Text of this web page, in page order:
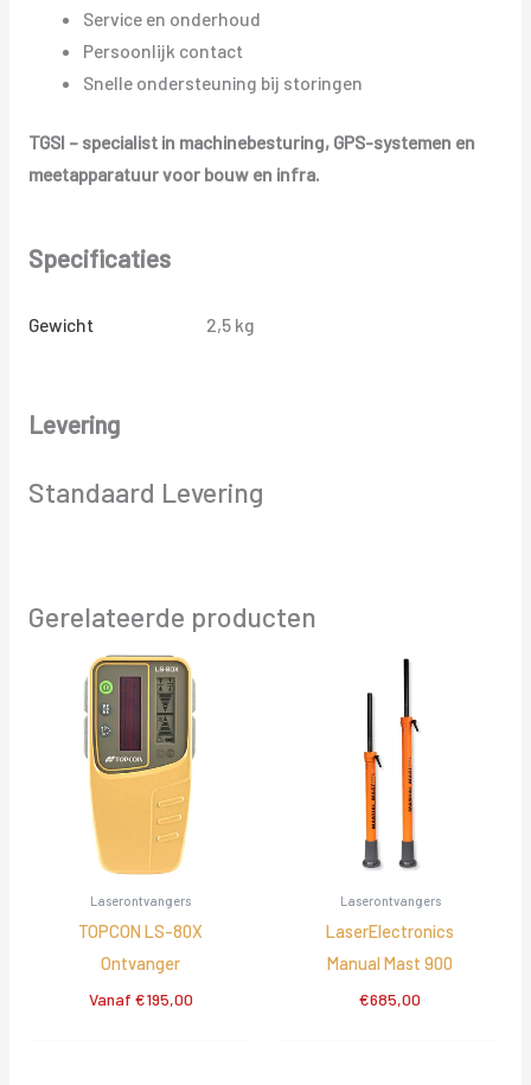
Service en onderhoud
Persoonlijk contact
Snelle ondersteuning bij storingen
TGSI – specialist in machinebesturing, GPS-systemen en
meetapparatuur voor bouw en infra.
Specificaties
Gewicht 2,5 kg
Levering
Standaard Levering
Gerelateerde producten
Laserontvangers
TOPCON LS-80X
Ontvanger
Vanaf €195,00
Laserontvangers
LaserElectronics
Manual Mast 900
€685,00